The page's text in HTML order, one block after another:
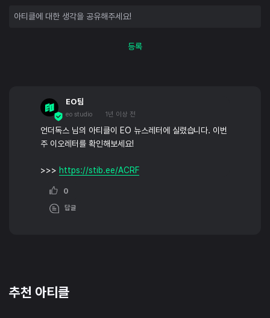
등록
EO팀
eo studio 1년 이상 전
언더독스 님의 아티클이 EO 뉴스레터에 실렸습니다. 이번
주 이오레터를 확인해보세요!
>>> https://stib.ee/ACRF
0
답글
추천 아티클